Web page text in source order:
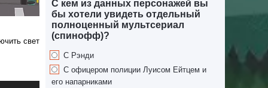
свет
С кем из данных персонажей вы
бы хотели увидеть отдельный
полноценный мультсериал
(спинофф)?
С Рэнди
С офицером полиции Луисом Ейтцем и
его напарниками